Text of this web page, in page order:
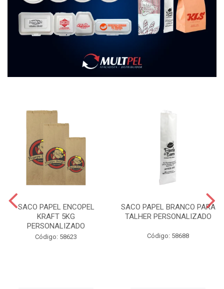
SACO PAPEL ENCOPEL
KRAFT 5KG
PERSONALIZADO
Código: 58623
SACO PAPEL BRANCO PARA
TALHER PERSONALIZADO
Código: 58688